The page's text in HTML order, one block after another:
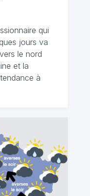
qui
jours va
le nord
et la
à